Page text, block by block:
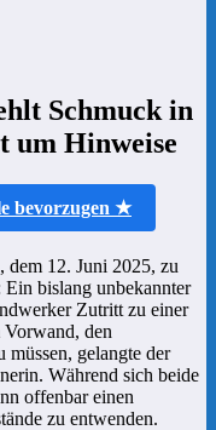
Schmuck in
um Hinweise
bevorzugen ★
12. Juni 2025, zu
bislang unbekannter
Zutritt zu einer
den
müssen, gelangte der
Während sich beide
offenbar einen
zu entwenden.